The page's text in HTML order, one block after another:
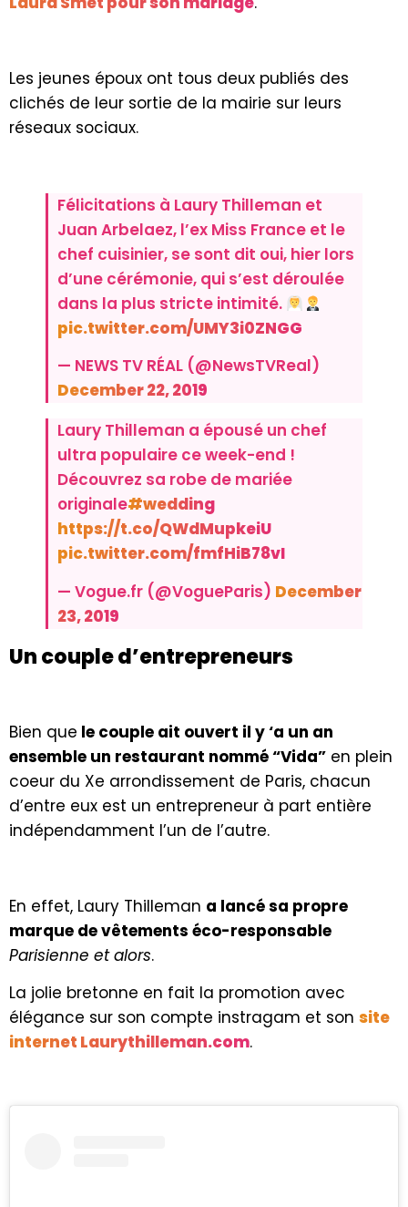
Les jeunes époux ont tous deux publiés des
clichés de leur sortie de la mairie sur leurs
réseaux sociaux.
Félicitations à Laury Thilleman et
Juan Arbelaez, l’ex Miss France et le
chef cuisinier, se sont dit oui, hier lors
d’une cérémonie, qui s’est déroulée
dans la plus stricte intimité.
pic.twitter.com/UMY3i0ZNGG
— NEWS TV RÉAL (@NewsTVReal)
December 22, 2019
Laury Thilleman a épousé un chef
ultra populaire ce week-end !
Découvrez sa robe de mariée
originale#wedding
https://t.co/QWdMupkeiU
pic.twitter.com/fmfHiB78vI
— Vogue.fr (@VogueParis) December
23, 2019
Un couple d’entrepreneurs
Bien que le couple ait ouvert il y ‘a un an
ensemble un restaurant nommé “Vida” en plein
coeur du Xe arrondissement de Paris, chacun
d’entre eux est un entrepreneur à part entière
indépendamment l’un de l’autre.
En effet, Laury Thilleman a lancé sa propre
marque de vêtements éco-responsable
Parisienne et alors.
La jolie bretonne en fait la promotion avec
élégance sur son compte instragam et son site
internet Laurythilleman.com.